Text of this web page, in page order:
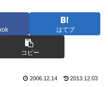
はてブ
コピー
2006.12.14 2013.12.03